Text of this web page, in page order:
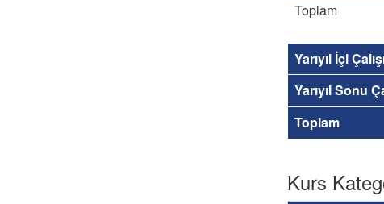
Toplam
Yarıyıl İçi
Yarıyıl Sonu
Toplam
Kurs